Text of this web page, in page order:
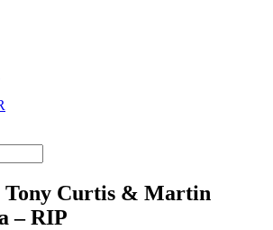
Tony Curtis & Martin
– RIP